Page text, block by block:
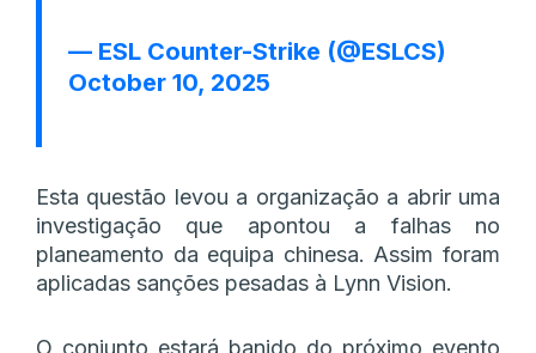
— ESL Counter-Strike (@ESLCS)
October 10, 2025
Esta questão levou a organização a abrir uma
investigação que apontou a falhas no
planeamento da equipa chinesa. Assim foram
aplicadas sanções pesadas à Lynn Vision.
O conjunto estará banido do próximo evento